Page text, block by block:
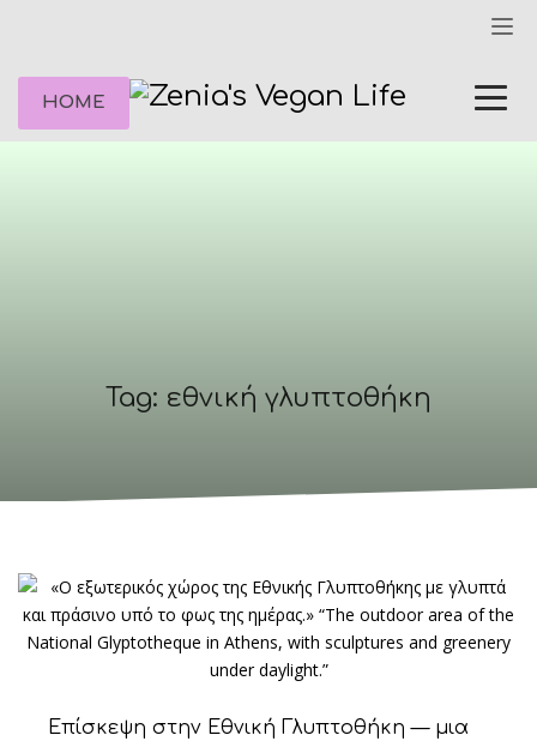
HOME
Tag: εθνική γλυπτοθήκη
Επίσκεψη στην Εθνική Γλυπτοθήκη — μια